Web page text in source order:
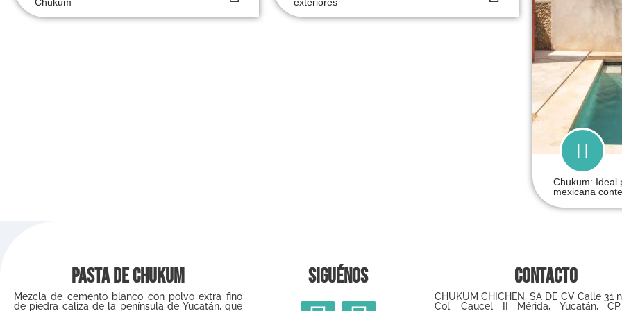
Chukum: Ideal
mexicana
Pasta de Chukum
Mezcla de cemento blanco con polvo extra fino
de piedra caliza de la península de Yucatán, que
Siguénos Contacto
CHUKUM CHICHEN, SA DE CV Calle 31
Col. Caucel II Mérida, Yucatán,